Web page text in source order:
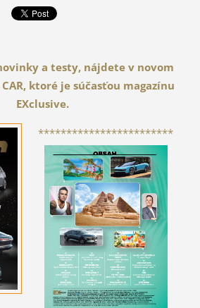
a testy, nájdete v novom
ktoré je súčasťou magazínu
EXclusive.
************************